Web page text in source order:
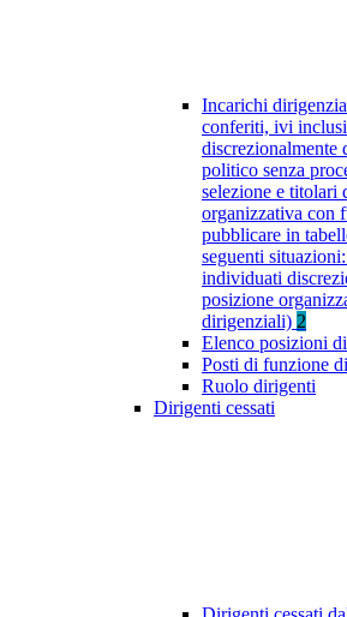
Incarichi
conferiti, ivi
politico senza
selezione e titolari
organizzativa con
pubblicare in
seguenti
individuati
posizione
dirigenziali) 2
Elenco posizioni
Posti di funzione
Ruolo dirigenti
Dirigenti cessati